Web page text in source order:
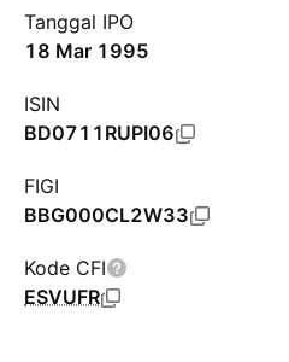
Tanggal IPO
18 Mar 1995
ISIN
BD0711RUPI06
FIGI
BBG000CL2W33
Kode CFI
ESVUFR